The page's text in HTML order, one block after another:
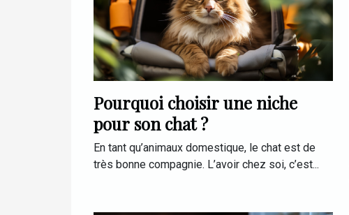
Pourquoi choisir une niche
pour son chat ?
En tant qu’animaux domestique, le chat est de
très bonne compagnie. L’avoir chez soi, c’est...